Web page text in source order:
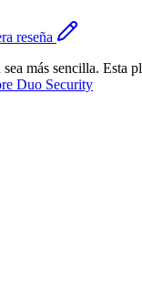
reseña
más sencilla. Esta
Duo Security